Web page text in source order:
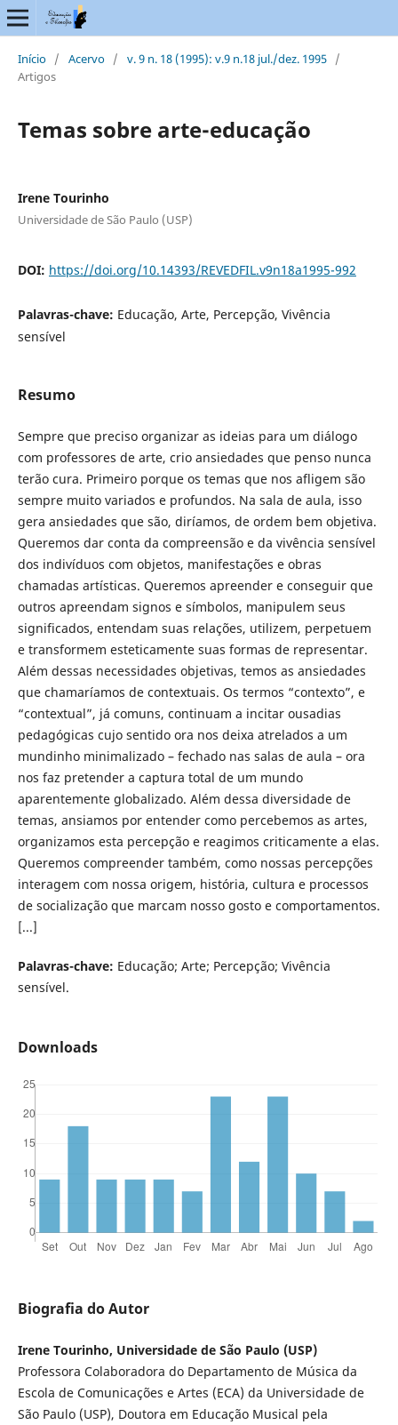
Início / Acervo / v. 9 n. 18 (1995): v.9 n.18 jul./dez. 1995 /
Artigos
Temas sobre arte-educação
Irene Tourinho
Universidade de São Paulo (USP)
DOI: https://doi.org/10.14393/REVEDFIL.v9n18a1995-992
Palavras-chave: Educação, Arte, Percepção, Vivência
sensível
Resumo
Sempre que preciso organizar as ideias para um diálogo
com professores de arte, crio ansiedades que penso nunca
terão cura. Primeiro porque os temas que nos afligem são
sempre muito variados e profundos. Na sala de aula, isso
gera ansiedades que são, diríamos, de ordem bem objetiva.
Queremos dar conta da compreensão e da vivência sensível
dos indivíduos com objetos, manifestações e obras
chamadas artísticas. Queremos apreender e conseguir que
outros apreendam signos e símbolos, manipulem seus
significados, entendam suas relações, utilizem, perpetuem
e transformem esteticamente suas formas de representar.
Além dessas necessidades objetivas, temos as ansiedades
que chamaríamos de contextuais. Os termos “contexto”, e
“contextual”, já comuns, continuam a incitar ousadias
pedagógicas cujo sentido ora nos deixa atrelados a um
mundinho minimalizado – fechado nas salas de aula – ora
nos faz pretender a captura total de um mundo
aparentemente globalizado. Além dessa diversidade de
temas, ansiamos por entender como percebemos as artes,
organizamos esta percepção e reagimos criticamente a elas.
Queremos compreender também, como nossas percepções
interagem com nossa origem, história, cultura e processos
de socialização que marcam nosso gosto e comportamentos.
[...]
Palavras-chave: Educação; Arte; Percepção; Vivência
sensível.
Downloads
Biografia do Autor
Irene Tourinho, Universidade de São Paulo (USP)
Professora Colaboradora do Departamento de Música da
Escola de Comunicações e Artes (ECA) da Universidade de
São Paulo (USP), Doutora em Educação Musical pela